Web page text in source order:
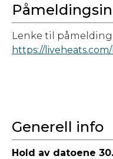
Lenke til påmelding:
https://
Generell info
Hold av datoene